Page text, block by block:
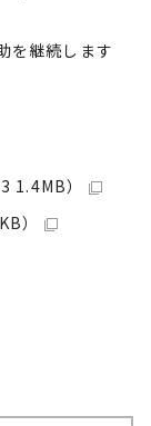
を継続します
1.4MB）
）